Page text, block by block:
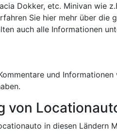
Dokker, etc. Minivan wie
Sie hier mehr über die
auch alle Informationen
und Informationen
von
in diesen Ländern